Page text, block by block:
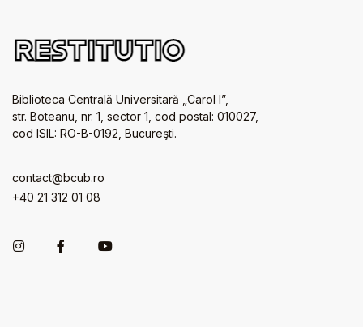
Biblioteca Centrală Universitară „Carol I”,
str. Boteanu, nr. 1, sector 1, cod postal: 010027,
cod ISIL: RO-B-0192, Bucureşti.
contact@bcub.ro
+40 21 312 01 08